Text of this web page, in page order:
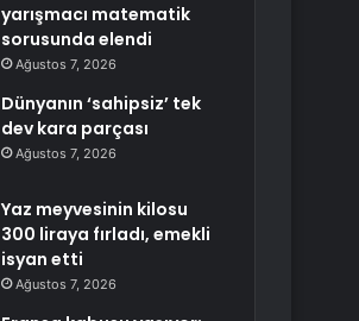
yarışmacı matematik
sorusunda elendi
Ağustos 7, 2026
Dünyanın ‘sahipsiz’ tek
dev kara parçası
Ağustos 7, 2026
Yaz meyvesinin kilosu
300 liraya fırladı, emekli
isyan etti
Ağustos 7, 2026